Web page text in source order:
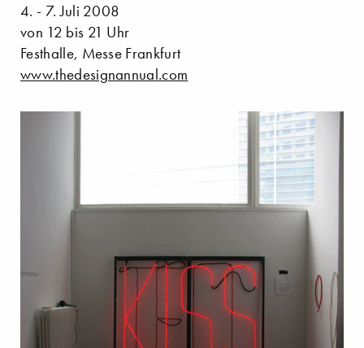
4. - 7. Juli 2008
von 12 bis 21 Uhr
Festhalle, Messe Frankfurt
www.thedesignannual.com